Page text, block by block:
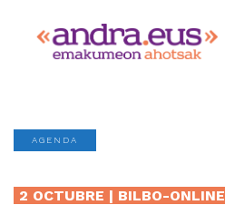
AGENDA
2 OCTUBRE | BILBO-ONLINE